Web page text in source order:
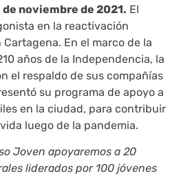
de noviembre de 2021. El
en la reactivación
En el marco de la
años de la Independencia, la
el respaldo de sus compañías
su programa de apoyo a
en la ciudad, para contribuir
luego de la pandemia.
Joven apoyaremos a 20
liderados por 100 jóvenes